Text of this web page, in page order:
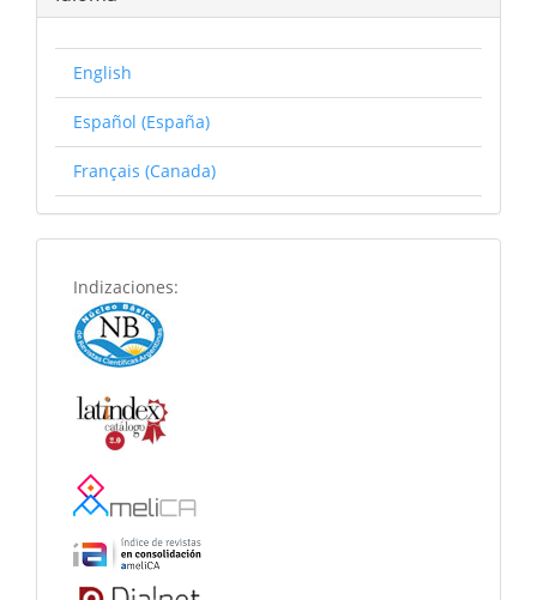
English
Español (España)
Français (Canada)
Indizaciones: